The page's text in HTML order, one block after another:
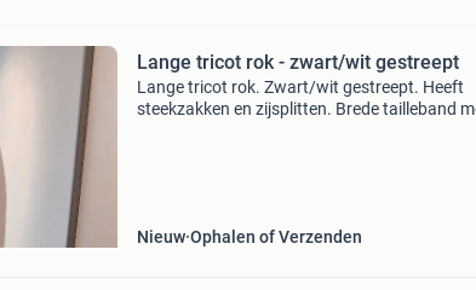
Lange tricot rok - zwart/wit gestreept
Lange tricot rok. Zwart/wit gestreept. Heeft
steekzakken en zijsplitten. Brede tailleband
Nieuw Ophalen of Verzenden